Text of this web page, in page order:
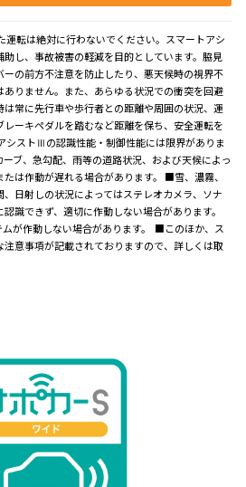
転は絶対に行わないでください。スマートアシ
し、事故被害の軽減を目的としています。脇見
の前方不注意を防止したり、悪天候時の視界不
りません。また、あらゆる状況での衝突を回避
常に先行車や歩行者との距離や周囲の状況、運
ーキペダルを踏むなど距離を保ち、安全運転を
ストⅢの認識性能・制御性能には限界がありま
ブ、急勾配、雨等の道路状況、および天候によっ
は作動が遅れる場合があります。 ■雪、濃霧、
日射しの状況によってはステレオカメラ、ソナ
識できず、適切に作動しない場合があります。
が作動しない場合があります。 ■このほか、ス
意事項が記載されておりますので、詳しくは取